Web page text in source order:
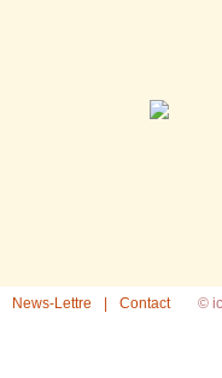
News-Lettre Contact ©